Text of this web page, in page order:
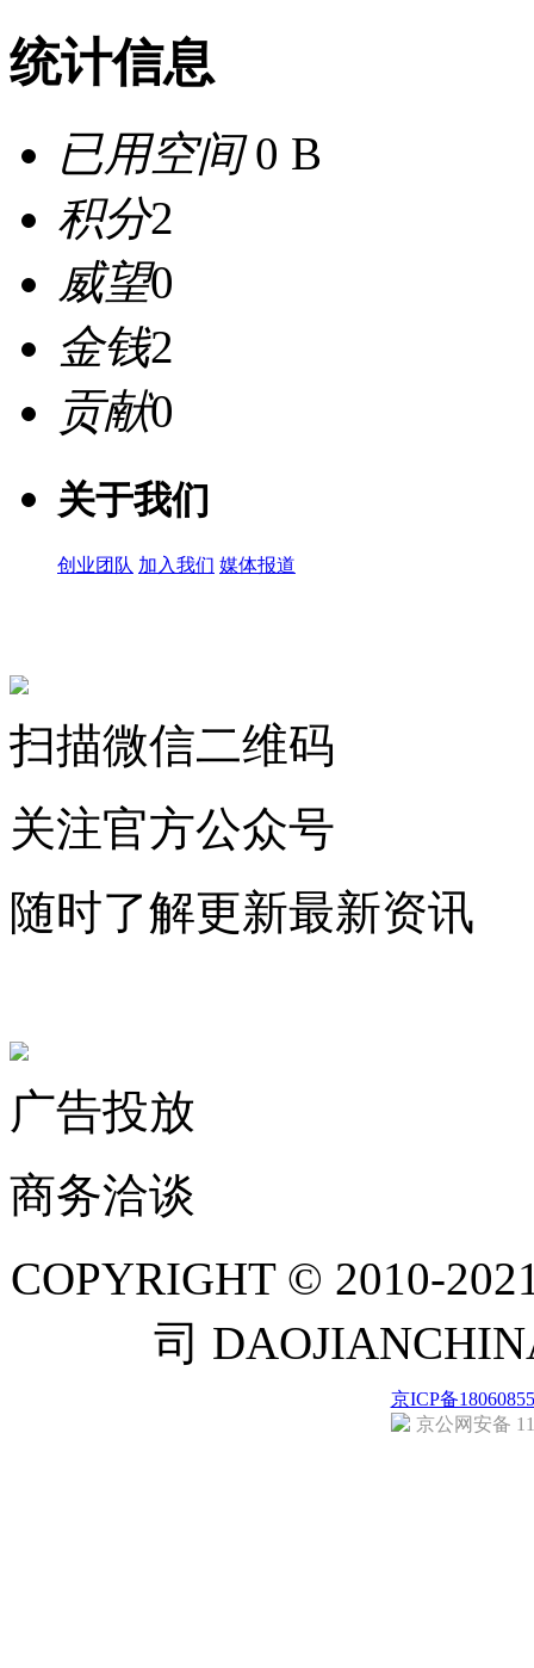
统计信息
已用空间0 B
积分2
威望0
金钱2
贡献0
关于我们
创业团队 加入我们 媒体报道
扫描微信二维码
关注官方公众号
随时了解更新最新资讯
广告投放
商务洽谈
COPYRIGHT © 2010-
司
京ICP备
京公网安备